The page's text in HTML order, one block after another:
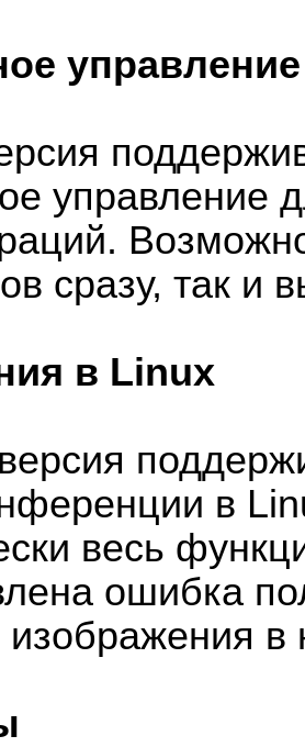
управление
управление
сразу, так и
в Linux
в
весь
ошибка
в